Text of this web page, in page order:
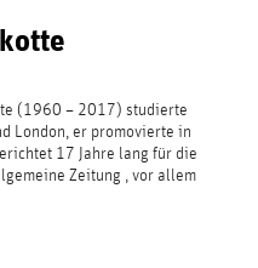
(1960 – 2017) studierte
London, er promovierte in
17 Jahre lang für die
Zeitung , vor allem
und lehrte
an der...